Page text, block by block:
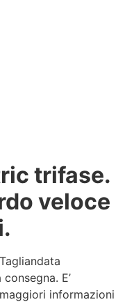
trifase.
veloce
E’
informazioni